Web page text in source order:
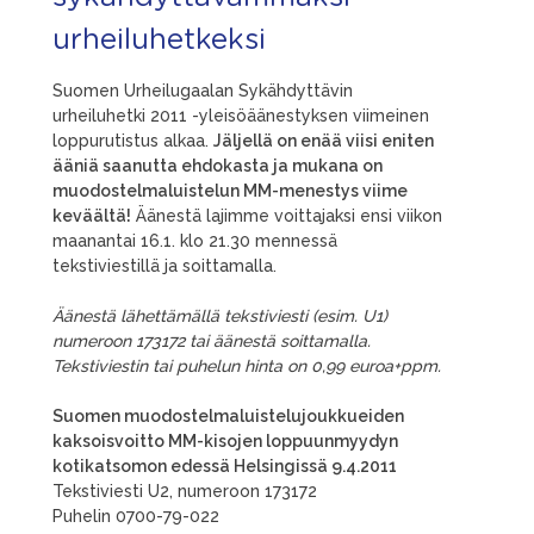
urheiluhetkeksi
Suomen Urheilugaalan Sykähdyttävin
urheiluhetki 2011 -yleisöäänestyksen viimeinen
loppurutistus alkaa. Jäljellä on enää viisi eniten
ääniä saanutta ehdokasta ja mukana on
muodostelmaluistelun MM-menestys viime
keväältä! Äänestä lajimme voittajaksi ensi viikon
maanantai 16.1. klo 21.30 mennessä
tekstiviestillä ja soittamalla.
Äänestä lähettämällä tekstiviesti (esim. U1)
numeroon 173172 tai äänestä soittamalla.
Tekstiviestin tai puhelun hinta on 0,99 euroa+ppm.
Suomen muodostelmaluistelujoukkueiden
kaksoisvoitto MM-kisojen loppuunmyydyn
kotikatsomon edessä Helsingissä 9.4.2011
Tekstiviesti U2, numeroon 173172
Puhelin 0700-79-022